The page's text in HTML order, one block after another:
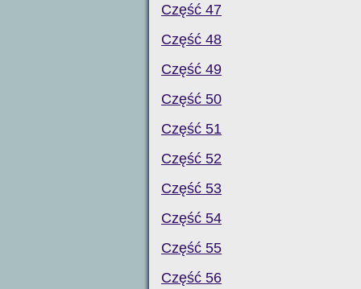
Część 47
Część 48
Część 49
Część 50
Część 51
Część 52
Część 53
Część 54
Część 55
Część 56